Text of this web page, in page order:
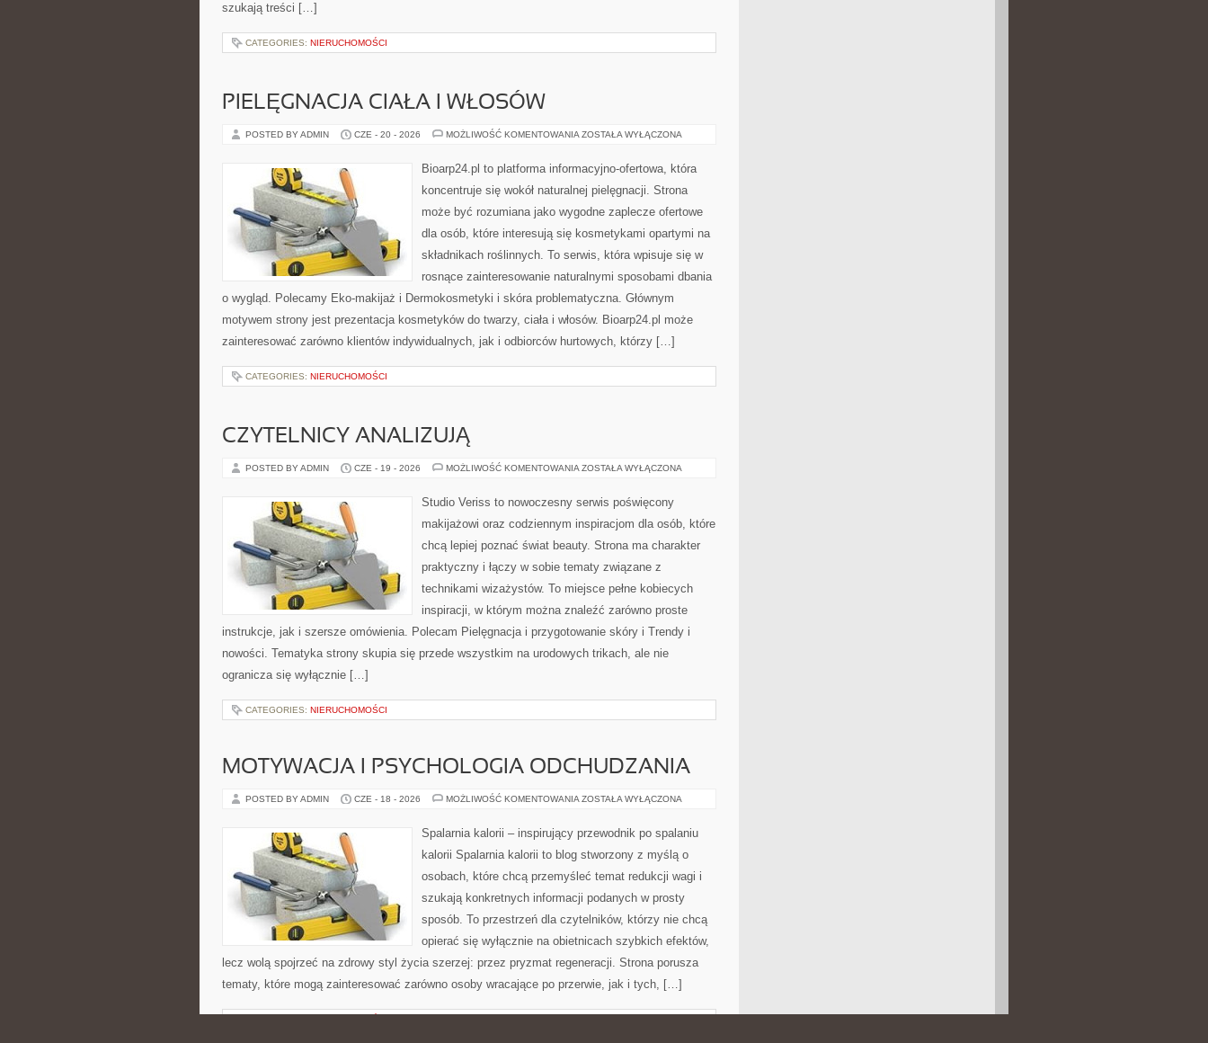
szukają treści […]
CATEGORIES: NIERUCHOMOŚCI
PIELĘGNACJA CIAŁA I WŁOSÓW
POSTED BY ADMIN CZE - 20 - 2026 MOŻLIWOŚĆ KOMENTOWANIA PIELĘGNACJA
WŁOSÓW
ZOSTAŁA WYŁĄCZONA
Bioarp24.pl to platforma informacyjno-ofertowa, która
koncentruje się wokół naturalnej pielęgnacji. Strona
może być rozumiana jako wygodne zaplecze ofertowe
dla osób, które interesują się kosmetykami opartymi na
składnikach roślinnych. To serwis, która wpisuje się w
rosnące zainteresowanie naturalnymi sposobami dbania
o wygląd. Polecamy Eko-makijaż i Dermokosmetyki i skóra problematyczna. Głównym
motywem strony jest prezentacja kosmetyków do twarzy, ciała i włosów. Bioarp24.pl może
zainteresować zarówno klientów indywidualnych, jak i odbiorców hurtowych, którzy […]
CATEGORIES: NIERUCHOMOŚCI
CZYTELNICY ANALIZUJĄ
POSTED BY ADMIN CZE - 19 - 2026 MOŻLIWOŚĆ KOMENTOWANIA CZYTELNICY
ZOSTAŁA WYŁĄCZONA
Studio Veriss to nowoczesny serwis poświęcony
makijażowi oraz codziennym inspiracjom dla osób, które
chcą lepiej poznać świat beauty. Strona ma charakter
praktyczny i łączy w sobie tematy związane z
technikami wizażystów. To miejsce pełne kobiecych
inspiracji, w którym można znaleźć zarówno proste
instrukcje, jak i szersze omówienia. Polecam Pielęgnacja i przygotowanie skóry i Trendy i
nowości. Tematyka strony skupia się przede wszystkim na urodowych trikach, ale nie
ogranicza się wyłącznie […]
CATEGORIES: NIERUCHOMOŚCI
MOTYWACJA I PSYCHOLOGIA ODCHUDZANIA
POSTED BY ADMIN CZE - 18 - 2026 MOŻLIWOŚĆ KOMENTOWANIA MOTYWACJA
ODCHUDZANIA
ZOSTAŁA WYŁĄCZONA
Spalarnia kalorii – inspirujący przewodnik po spalaniu
kalorii Spalarnia kalorii to blog stworzony z myślą o
osobach, które chcą przemyśleć temat redukcji wagi i
szukają konkretnych informacji podanych w prosty
sposób. To przestrzeń dla czytelników, którzy nie chcą
opierać się wyłącznie na obietnicach szybkich efektów,
lecz wolą spojrzeć na zdrowy styl życia szerzej: przez pryzmat regeneracji. Strona porusza
tematy, które mogą zainteresować zarówno osoby wracające po przerwie, jak i tych, […]